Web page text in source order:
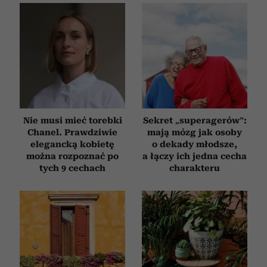
Nie musi mieć torebki
Chanel. Prawdziwie
elegancką kobietę
można rozpoznać po
tych 9 cechach
Sekret „superagerów”:
mają mózg jak osoby
o dekady młodsze,
a łączy ich jedna cecha
charakteru